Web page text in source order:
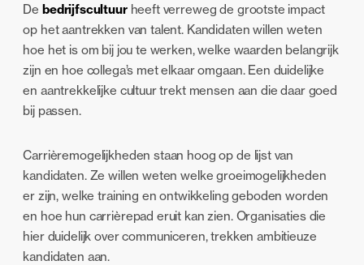
De bedrijfscultuurheeft verreweg de grootste impact
op het aantrekken van talent. Kandidaten willen weten
hoe het is om bij jou te werken, welke waarden belangrijk
zijn en hoe collega’s met elkaar omgaan. Een duidelijke
en aantrekkelijke cultuur trekt mensen aan die daar goed
bij passen.
Carrièremogelijkheden staan hoog op de lijst van
kandidaten. Ze willen weten welke groeimogelijkheden
er zijn, welke training en ontwikkeling geboden worden
en hoe hun carrièrepad eruit kan zien. Organisaties die
hier duidelijk over communiceren, trekken ambitieuze
kandidaten aan.